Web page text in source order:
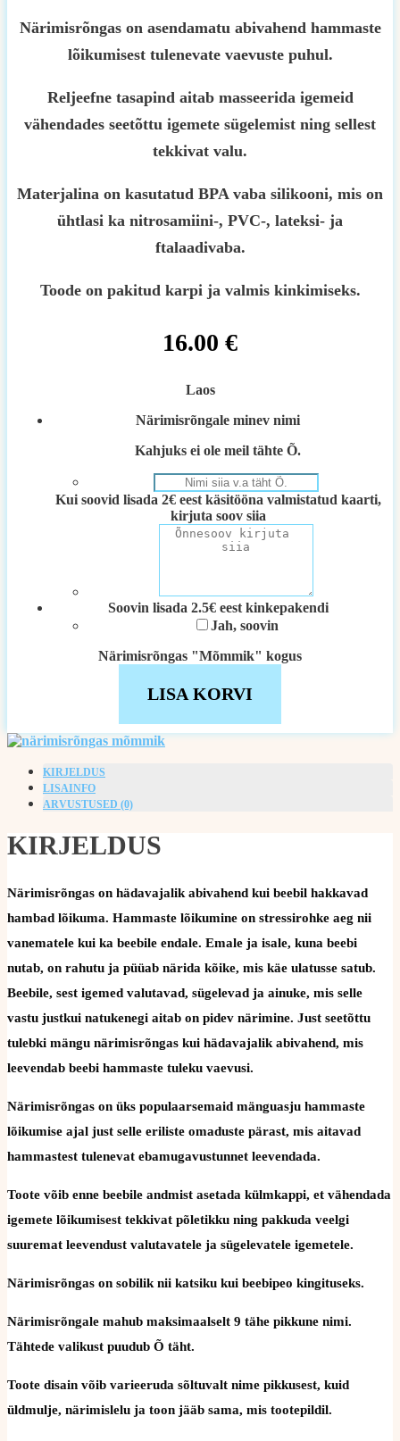
Närimisrõngas on asendamatu abivahend hammaste
lõikumisest tulenevate vaevuste puhul.
Reljeefne tasapind aitab masseerida igemeid
vähendades seetõttu igemete sügelemist ning sellest
tekkivat valu.
Materjalina on kasutatud BPA vaba silikooni, mis on
ühtlasi ka nitrosamiini-, PVC-, lateksi- ja
ftalaadivaba.
Toode on pakitud karpi ja valmis kinkimiseks.
16.00 €
Laos
Närimisrõngale minev nimi
Kahjuks ei ole meil tähte Õ.
Kui soovid lisada 2€ eest käsitööna valmistatud kaarti,
kirjuta soov siia
Soovin lisada 2.5€ eest kinkepakendi
Jah, soovin
Närimisrõngas "Mõmmik" kogus
LISA KORVI
KIRJELDUS
LISAINFO
ARVUSTUSED (0)
KIRJELDUS
Närimisrõngas on hädavajalik abivahend kui beebil hakkavad
hambad lõikuma. Hammaste lõikumine on stressirohke aeg nii
vanematele kui ka beebile endale. Emale ja isale, kuna beebi
nutab, on rahutu ja püüab närida kõike, mis käe ulatusse satub.
Beebile, sest igemed valutavad, sügelevad ja ainuke, mis selle
vastu justkui natukenegi aitab on pidev närimine. Just seetõttu
tulebki mängu närimisrõngas kui hädavajalik abivahend, mis
leevendab beebi hammaste tuleku vaevusi.
Närimisrõngas on üks populaarsemaid mänguasju hammaste
lõikumise ajal just selle eriliste omaduste pärast, mis aitavad
hammastest tulenevat ebamugavustunnet leevendada.
Toote võib enne beebile andmist asetada külmkappi, et vähendada
igemete lõikumisest tekkivat põletikku ning pakkuda veelgi
suuremat leevendust valutavatele ja sügelevatele igemetele.
Närimisrõngas on sobilik nii katsiku kui beebipeo kingituseks.
Närimisrõngale mahub maksimaalselt 9 tähe pikkune nimi.
Tähtede valikust puudub Õ täht.
Toote disain võib varieeruda sõltuvalt nime pikkusest, kuid
üldmulje, närimislelu ja toon jääb sama, mis tootepildil.